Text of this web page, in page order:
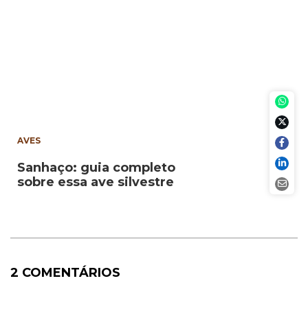
AVES
Sanhaço: guia completo
sobre essa ave silvestre
2 COMENTÁRIOS